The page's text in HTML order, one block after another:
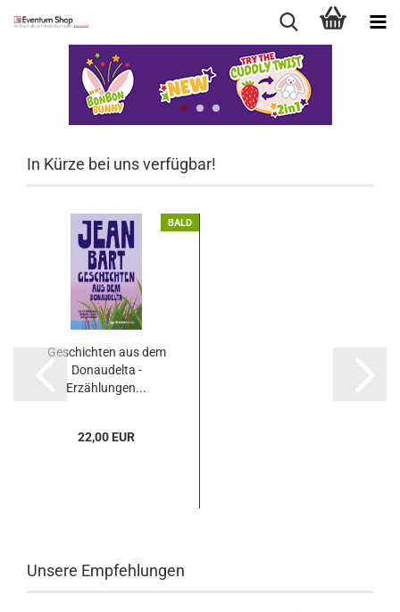
In Kürze bei uns verfügbar!
BALD
Geschichten aus dem
Donaudelta -
Erzählungen...
22,00 EUR
Unsere Empfehlungen